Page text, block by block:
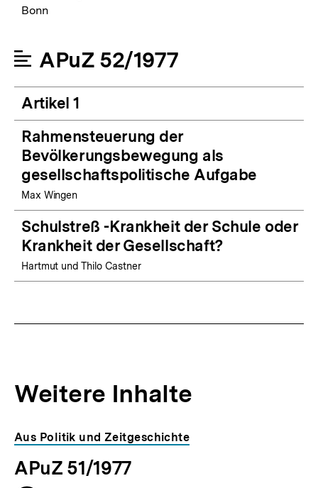
Bonn
APuZ 52/1977
Artikel 1
Rahmensteuerung der
Bevölkerungsbewegung als
gesellschaftspolitische Aufgabe
Max Wingen
Schulstreß -Krankheit der Schule oder
Krankheit der Gesellschaft?
Hartmut und Thilo Castner
Weitere Inhalte
Inhaltskarousell
für
weitere
Inhalte
Inhaltskarussell
überspringen
Aus Politik und Zeitgeschichte
APuZ 51/1977